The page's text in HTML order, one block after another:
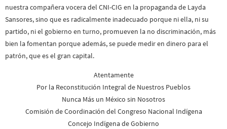
nuestra compañera vocera del CNI-CIG en la propaganda de Layda
Sansores, sino que es radicalmente inadecuado porque ni ella, ni su
partido, ni el gobierno en turno, promueven la no discriminación, más
bien la fomentan porque además, se puede medir en dinero para el
patrón, que es el gran capital.
Atentamente
Por la Reconstitución Integral de Nuestros Pueblos
Nunca Más un México sin Nosotros
Comisión de Coordinación del Congreso Nacional Indígena
Concejo Indígena de Gobierno